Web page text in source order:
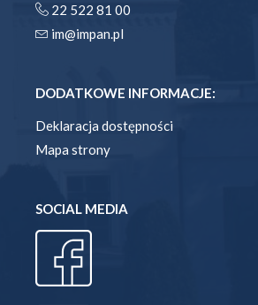
22 522 81 00
im@impan.pl
DODATKOWE INFORMACJE:
Deklaracja dostępności
Mapa strony
SOCIAL MEDIA